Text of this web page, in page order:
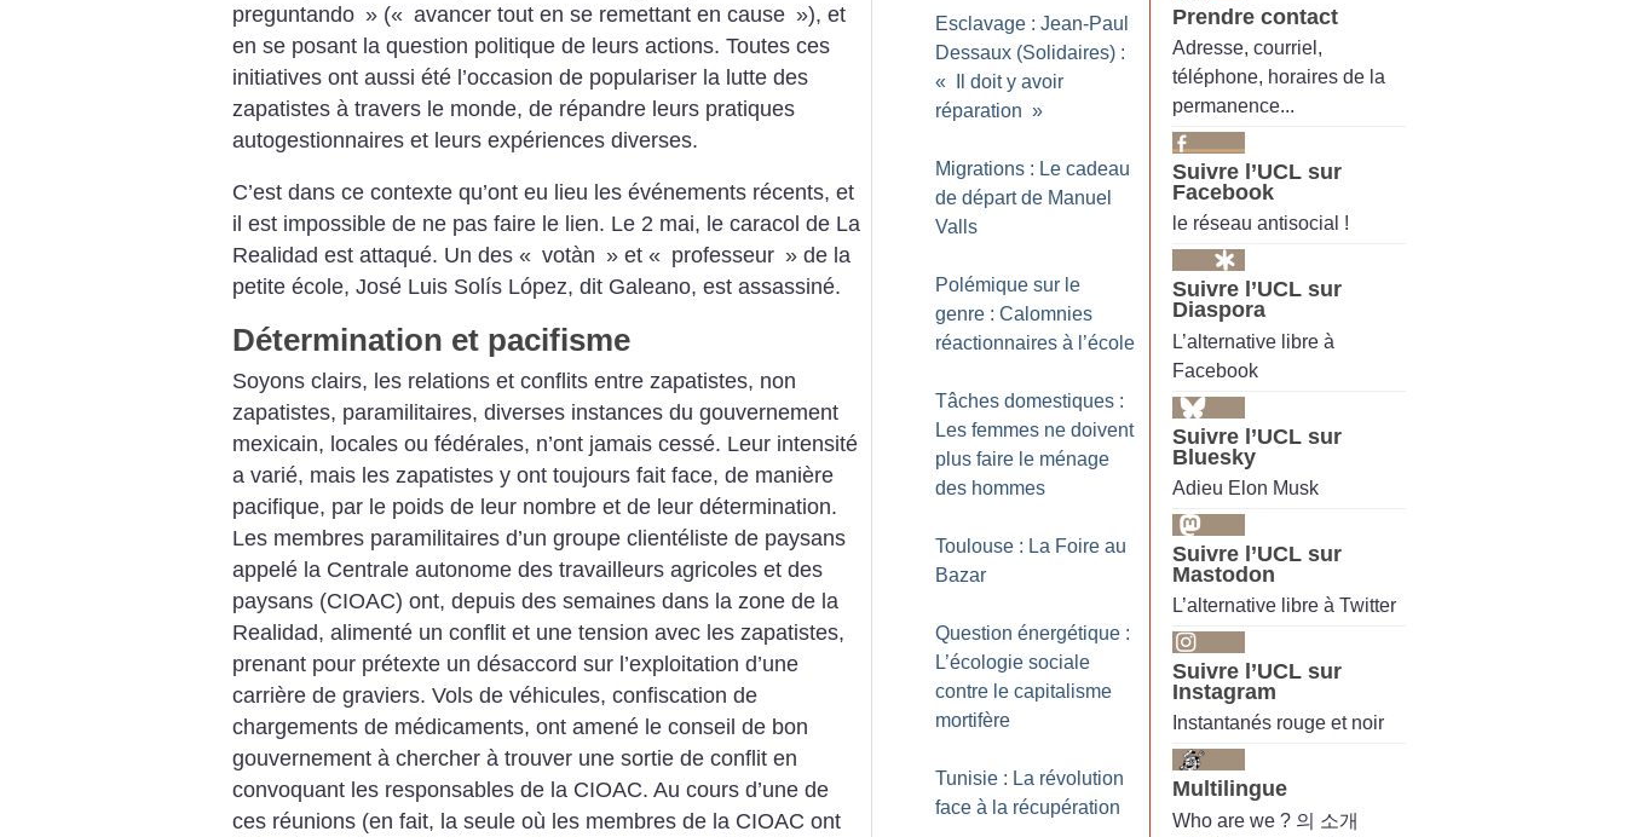
preguntando » (« avancer tout en se remettant en cause »), et
en se posant la question politique de leurs actions. Toutes ces
initiatives ont aussi été l’occasion de populariser la lutte des
zapatistes à travers le monde, de répandre leurs pratiques
autogestionnaires et leurs expériences diverses.
C’est dans ce contexte qu’ont eu lieu les événements récents, et
il est impossible de ne pas faire le lien. Le 2 mai, le caracol de La
Realidad est attaqué. Un des « votàn » et « professeur » de la
petite école, José Luis Solís López, dit Galeano, est assassiné.
Détermination et pacifisme
Soyons clairs, les relations et conflits entre zapatistes, non
zapatistes, paramilitaires, diverses instances du gouvernement
mexicain, locales ou fédérales, n’ont jamais cessé. Leur intensité
a varié, mais les zapatistes y ont toujours fait face, de manière
pacifique, par le poids de leur nombre et de leur détermination.
Les membres paramilitaires d’un groupe clientéliste de paysans
appelé la Centrale autonome des travailleurs agricoles et des
paysans (CIOAC) ont, depuis des semaines dans la zone de la
Realidad, alimenté un conflit et une tension avec les zapatistes,
prenant pour prétexte un désaccord sur l’exploitation d’une
carrière de graviers. Vols de véhicules, confiscation de
chargements de médicaments, ont amené le conseil de bon
gouvernement à chercher à trouver une sortie de conflit en
convoquant les responsables de la CIOAC. Au cours d’une de
ces réunions (en fait, la seule où les membres de la CIOAC ont
Esclavage : Jean-Paul
Dessaux (Solidaires) :
«
Il doit y avoir
réparation »
Migrations : Le cadeau
de départ de Manuel
Valls
Polémique sur le
genre : Calomnies
réactionnaires à l’école
Tâches domestiques :
Les femmes ne doivent
plus faire le ménage
des hommes
Toulouse : La Foire au
Bazar
Question énergétique :
L’écologie sociale
contre le capitalisme
mortifère
Tunisie : La révolution
face à la récupération
Prendre contact
Adresse, courriel,
téléphone, horaires de la
permanence...
Suivre l’UCL sur
Facebook
le réseau antisocial !
Suivre l’UCL sur
Diaspora
L’alternative libre à
Facebook
Suivre l’UCL sur
Bluesky
Adieu Elon Musk
Suivre l’UCL sur
Mastodon
L’alternative libre à Twitter
Suivre l’UCL sur
Instagram
Instantanés rouge et noir
Multilingue
Who are we ? 의 소개